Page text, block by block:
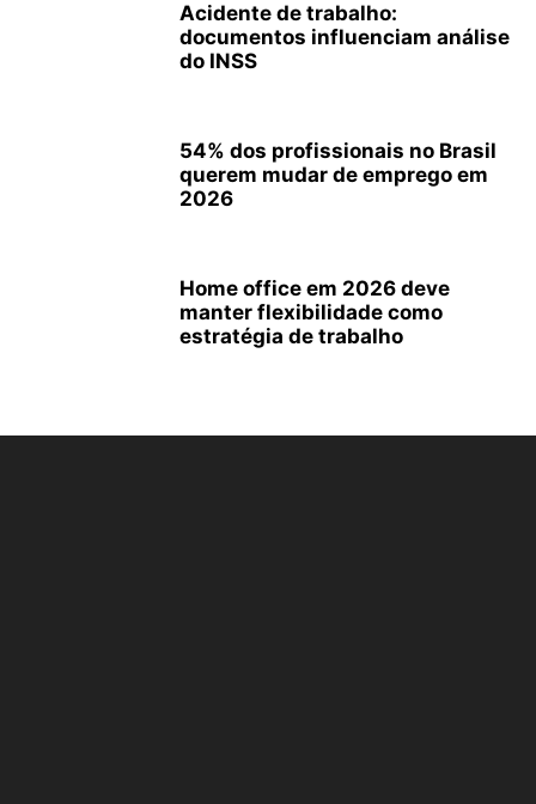
Acidente de trabalho:
documentos influenciam análise
do INSS
54% dos profissionais no Brasil
querem mudar de emprego em
2026
Home office em 2026 deve
manter flexibilidade como
estratégia de trabalho